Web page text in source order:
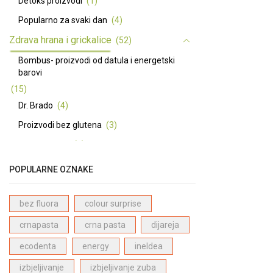
Popularno za svaki dan (4)
Zdrava hrana i grickalice (52)
Bombus- proizvodi od datula i energetski
barovi
(15)
Dr. Brado (4)
Proizvodi bez glutena (3)
(7)
Basmati riža dugo zrno - Pansari
Začini (5)
Ma Baker energetske i proteinske pločice
(12)
Prirodni zaslađivači (4)
Prirodna kozmetika (66)
POPULARNE OZNAKE
bez fluora colour surprise
crnapasta crna pasta dijareja
ecodenta energy ineldea
izbjeljivanje izbjeljivanje zuba